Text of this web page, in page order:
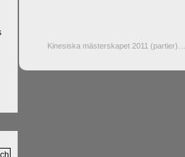
Kinesiska mästerskapet 2011 (partier)…